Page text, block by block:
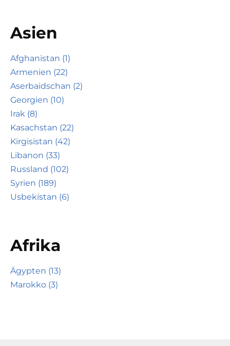
Asien
Afghanistan (1)
Armenien (22)
Aserbaidschan (2)
Georgien (10)
Irak (8)
Kasachstan (22)
Kirgisistan (42)
Libanon (33)
Russland (102)
Syrien (189)
Usbekistan (6)
Afrika
Ägypten (13)
Marokko (3)